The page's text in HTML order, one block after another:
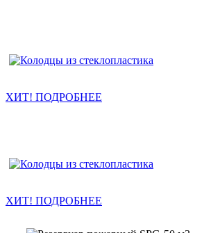
ХИТ! ПОДРОБНЕЕ
ХИТ! ПОДРОБНЕЕ